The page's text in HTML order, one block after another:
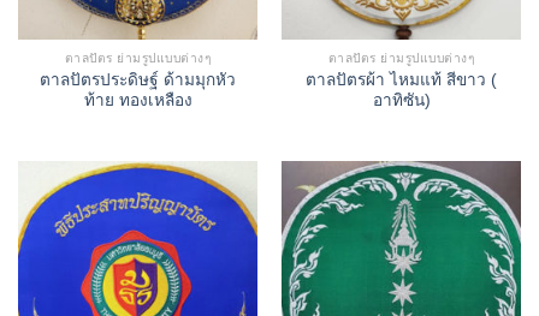
ตาลปัตร ย่ามรูปแบบต่างๆ
ตาลปัตรประดิษฐ์ ด้ามมุกหัว
ท้าย ทองเหลือง
ตาลปัตร ย่ามรูปแบบต่างๆ
ตาลปัตรผ้า ไหมแท้ สีขาว (
อาทิซัน)